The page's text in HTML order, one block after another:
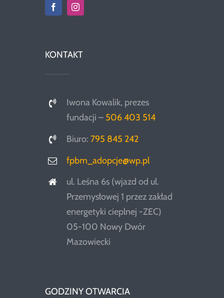
KONTAKT
Iwona Kowalik, prezes
fundacji – 506 403 514
Biuro:795 845 242
fpbm_adopcje@wp.pl
ul. Leśna 6s (wjazd od ul.
Przemysłowej 1 przez zakład
energetyki cieplnej -ZEC)
05-100 Nowy Dwór
Mazowiecki
GODZINY OTWARCIA